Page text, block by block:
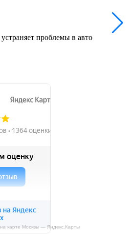
проблемы в авто
карте Москвы — Яндекс.Карты